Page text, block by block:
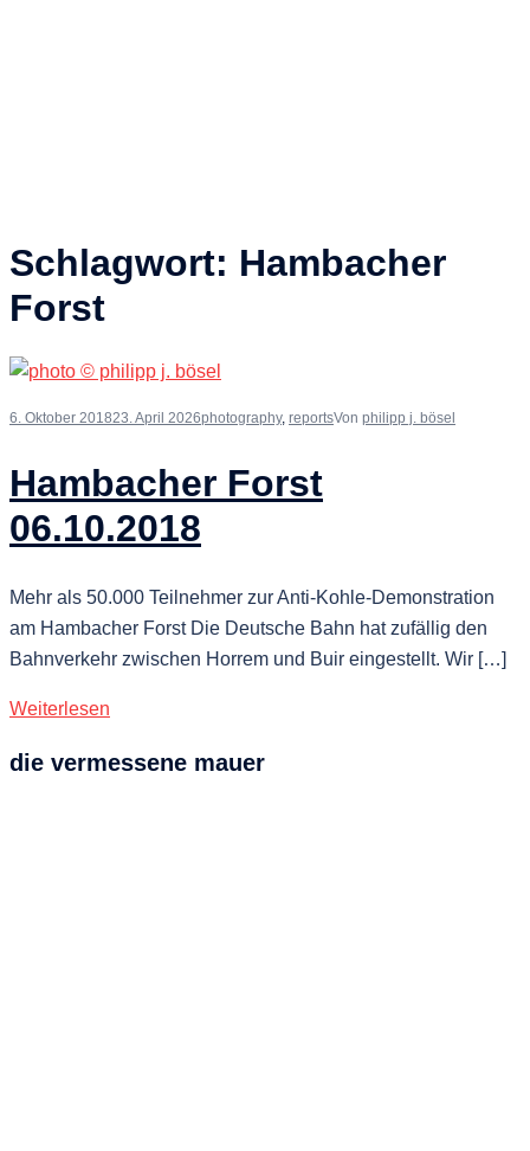
Schlagwort: Hambacher
Forst
6. Oktober 201823. April 2026photography, reportsVon philipp j. bösel
Hambacher Forst
06.10.2018
Mehr als 50.000 Teilnehmer zur Anti-Kohle-Demonstration
am Hambacher Forst Die Deutsche Bahn hat zufällig den
Bahnverkehr zwischen Horrem und Buir eingestellt. Wir […]
Weiterlesen
die vermessene mauer